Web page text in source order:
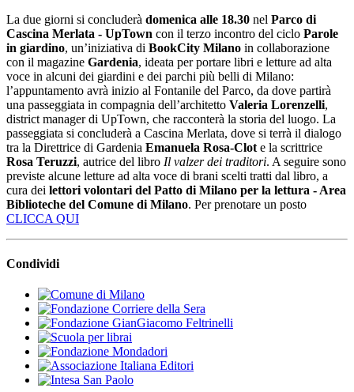
La due giorni si concluderà domenica alle 18.30 nel Parco di
Cascina Merlata - UpTown con il terzo incontro del ciclo Parole
in giardino, un’iniziativa di BookCity Milano in collaborazione
con il magazine Gardenia, ideata per portare libri e letture ad alta
voce in alcuni dei giardini e dei parchi più belli di Milano:
l’appuntamento avrà inizio al Fontanile del Parco, da dove partirà
una passeggiata in compagnia dell’architetto Valeria Lorenzelli,
district manager di UpTown, che racconterà la storia del luogo. La
passeggiata si concluderà a Cascina Merlata, dove si terrà il dialogo
tra la Direttrice di Gardenia Emanuela Rosa-Clot e la scrittrice
Rosa Teruzzi, autrice del libro Il valzer dei traditori. A seguire sono
previste alcune letture ad alta voce di brani scelti tratti dal libro, a
cura dei lettori volontari del Patto di Milano per la lettura - Area
Biblioteche del Comune di Milano. Per prenotare un posto
CLICCA QUI
Condividi